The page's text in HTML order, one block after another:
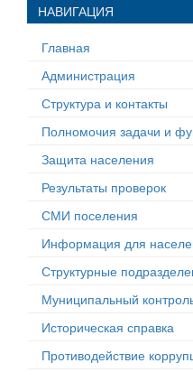
НАВИГАЦИЯ
Главная
Администрация
Структура и контакты
Полномочия задачи и
Защита населения
Результаты проверок
СМИ поселения
Информация для
Структурные
Муниципальный
Историческая справка
Противодействие